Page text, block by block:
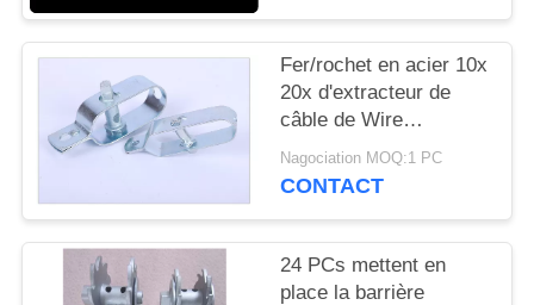
Fer/rochet en acier 10x
20x d'extracteur de
câble de Wire
Tensioner Electric de
barrière de ferme de
Nagociation MOQ:1 PC
CONTACT
24 PCs mettent en
place la barrière